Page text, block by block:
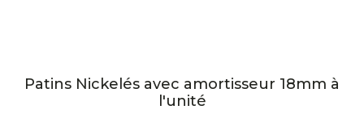
Patins Nickelés avec amortisseur 18mm à
l'unité